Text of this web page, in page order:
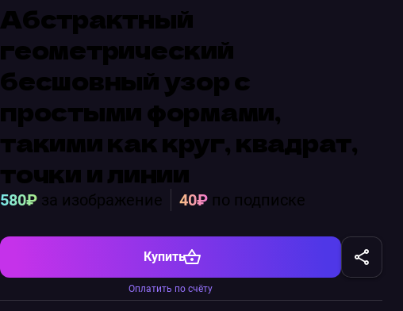
Абстрактный
геометрический
бесшовный узор с
простыми формами,
такими как круг, квадрат,
точки и линии
580₽ за изображение 40₽ по подписке
Купить
Оплатить по счёту